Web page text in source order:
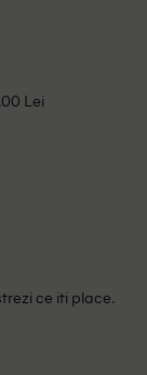
Lei
ce iti place.